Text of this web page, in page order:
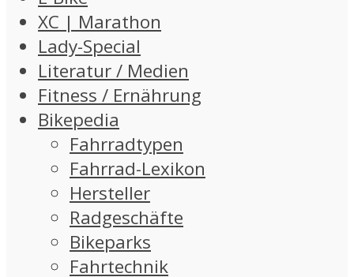
XC | Marathon
Lady-Special
Literatur / Medien
Fitness / Ernährung
Bikepedia
Fahrradtypen
Fahrrad-Lexikon
Hersteller
Radgeschäfte
Bikeparks
Fahrtechnik